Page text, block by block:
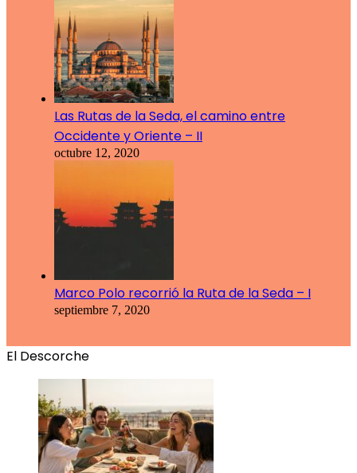
Las Rutas de la Seda, el camino entre
Occidente y Oriente – II
octubre 12, 2020
Marco Polo recorrió la Ruta de la Seda – I
septiembre 7, 2020
El Descorche